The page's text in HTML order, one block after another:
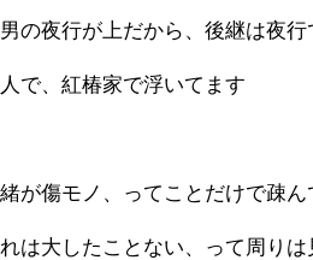
の夜行が上だから、後継は夜行
で、紅椿家で浮いてます
が傷モノ、ってことだけで疎ん
は大したことない、って周り